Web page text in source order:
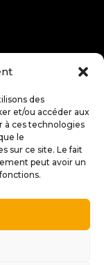
des
et/ou accéder aux
à ces technologies
le
sur ce site. Le fait
peut avoir un
sur